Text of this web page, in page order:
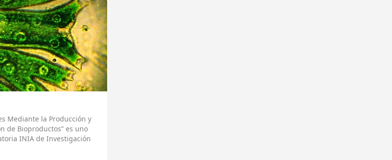
Mediante la Producción y
de Bioproductos” es uno
INIA de Investigación